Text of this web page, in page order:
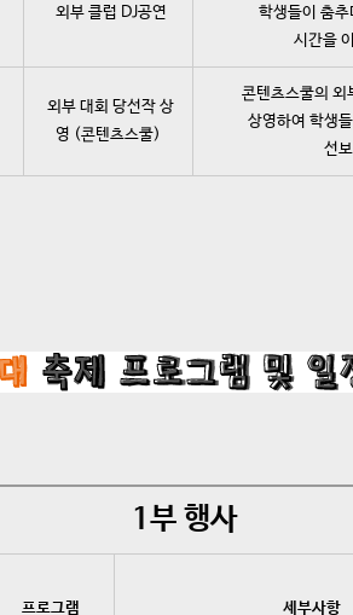
외부 클럽 DJ공연
학생들이 춤
시간을
외부 대회 당선작 상
영 (콘텐츠스쿨)
콘텐츠스쿨의 외
상영하여 학생
선
1부 행사
프로그램 세부사항